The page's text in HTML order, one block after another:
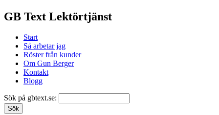
GB Text Lektörtjänst
Start
Så arbetar jag
Röster från kunder
Om Gun Berger
Kontakt
Blogg
Sök på gbtext.se: